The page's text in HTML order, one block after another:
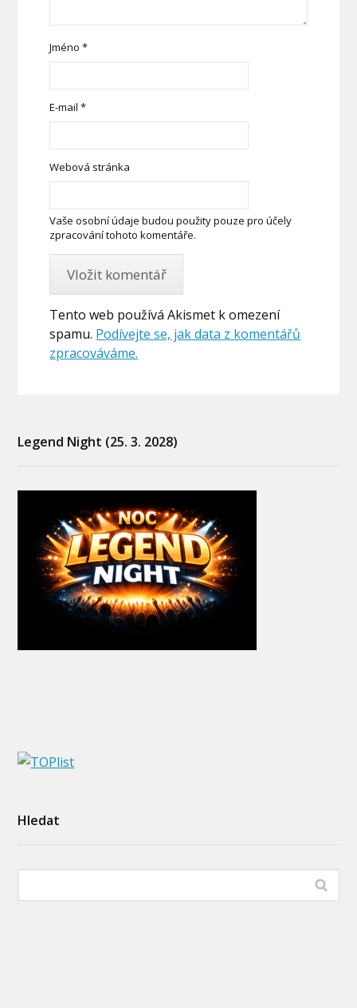
Jméno*
E-mail*
Webová stránka
Vaše osobní údaje budou použity pouze pro účely
zpracování tohoto komentáře.
Tento web používá Akismet k omezení
spamu. Podívejte se, jak data z komentářů
zpracováváme.
Legend Night (25. 3. 2028)
Hledat